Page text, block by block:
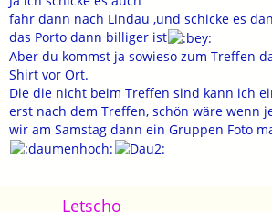
fahr dann nach Lindau ,und schicke es
das Porto dann billiger ist
Aber du kommst ja sowieso zum Treffen
Shirt vor Ort.
Die die nicht beim Treffen sind kann ich
erst nach dem Treffen, schön wäre wenn
wir am Samstag dann ein Gruppen Foto
Letscho